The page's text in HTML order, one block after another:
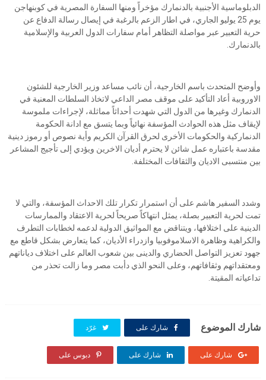
الدبلوماسية الأجنبية بالدنمارك مؤخراً ومنها السفارة المصرية في كوبنهاجن
يوم 25 يوليو الجاري، في اطار الزعم بالرغبة في إيصال رسالة الدفاع عن
حرية التعبير عبر مواصلة التظاهر أمام سفارات الدول العربية والإسلامية
بالدنمارك.
وأوضح المتحدث باسم الخارجية، أن نائب مساعد وزير الخارجية للشئون
الاوروبية أعاد التأكيد على موقف مصر الداعي لاتخاذ السلطات المعنية في
الدنمارك وغيرها من الدول التي شهدت أحداثاً مماثلة، لإجراءات ملموسة
لإيقاف مثل هذه الحوادث المؤسفة نهائياً وبما يتسق مع ادانة الحكومة
الدنماركية والحكومات الأخرى لحرق القرآن الكريم وأية نصوص أو رموز دينية
مقدسة باعتباره عمل شائن لا يحترم أديان الاخرين ويؤدي إلى تأجيج المشاعر
بين منتسبى الاديان والثقافات المختلفة.
وشدد السفير هاشم على أن استمرار تكرار تلك الاحداث المؤسفة، والتي لا
تمت لحرية التعبير بصلة، يمثل انتهاكاً صريحاً لحرية الاعتقاد والممارسات
الدينية على اختلافها، ويتناقض مع المواثيق الدولية لدعمه لخطابات التطرف
والكراهية وظاهرة الاسلاموفوبيا وازدراء الأديان، كما يتعارض بشكل قاطع مع
جهود تعزيز التواصل الحضاري والدينى بين شعوب العالم على اختلاف دياناتهم
ومعتقداتهم وثقافاتهم، وعلى النحو الذي دأبت مصر وما زالت تحذر من
تداعياته المقيتة.
شارك الموضوع شارك على غرّد
شارك على شارك على دبوس على